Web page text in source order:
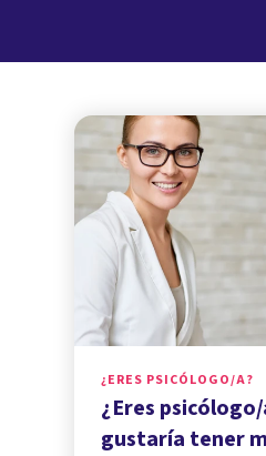
¿ERES PSICÓLOGO/A?
¿Eres
gustaría tener